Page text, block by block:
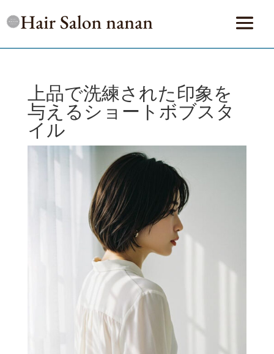
上品で洗練された印象を
与えるショートボブスタ
イル